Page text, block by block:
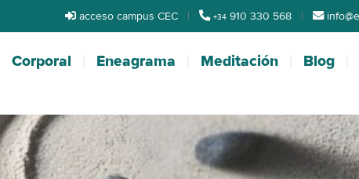
acceso campus CEC | +34 910 330 568 |
Corporal Eneagrama Meditación Blog